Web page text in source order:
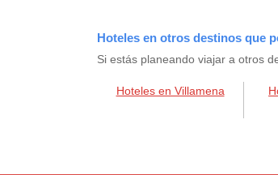
Hoteles en otros destinos que
Si estás planeando viajar a otros
Hoteles en Villamena